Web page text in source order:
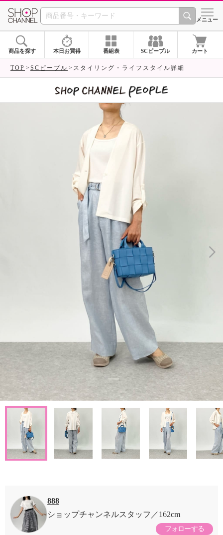
SHOP CHANNEL シメニュー
商品を探す 本日お買得 番組表 SCピープル カート
TOP SCピープル スタイリング・ライフスタイル詳細
888
ショップチャンネルスタッフ
162cm
フォローする